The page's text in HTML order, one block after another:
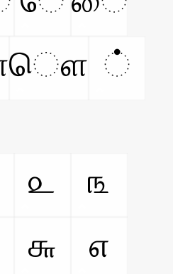
ௌ ்
௨
௩
௬
௭